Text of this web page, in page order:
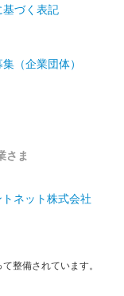
上杉謙信版
されるだるま市
づく表記
（企業団体）
さま
整備されています。